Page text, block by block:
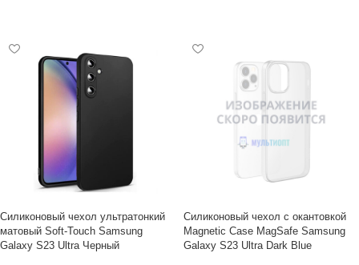
Силиконовый чехол ультратонкий
матовый Soft-Touch Samsung
Galaxy S23 Ultra Черный
Силиконовый чехол с окантовкой
Magnetic Case MagSafe Samsung
Galaxy S23 Ultra Dark Blue